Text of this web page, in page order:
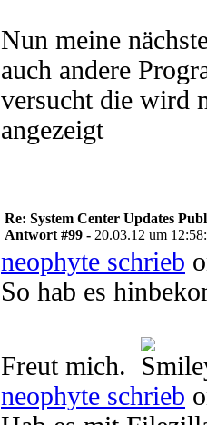
Nun meine
auch andere
versucht die wird
angezeigt
Re: System Center Updates
Antwort #99 - 20.03.12 um
neophyte schrieb
So hab es
Freut mich.
neophyte schrieb